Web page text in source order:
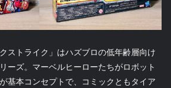
ストライク」はハズブロの低年齢層向け
ーズ。マーベルヒーローたちがロボット
基本コンセプトで、コミックともタイア